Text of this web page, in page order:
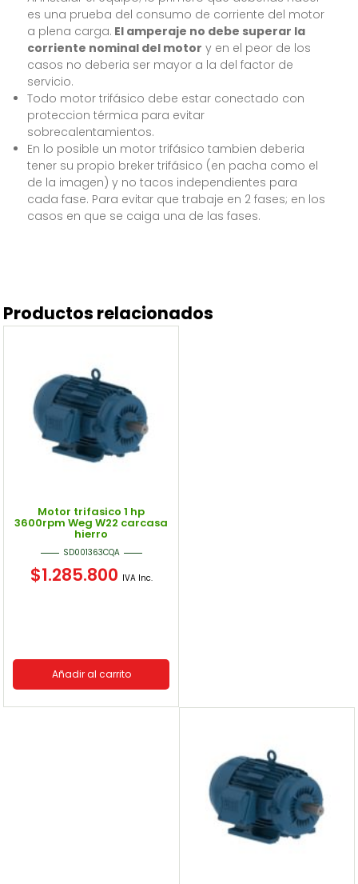
es una prueba del consumo de corriente del motor
a plena carga. El amperaje no debe superar la
corriente nominal del motor y en el peor de los
casos no deberia ser mayor a la del factor de
servicio.
Todo motor trifásico debe estar conectado con
proteccion térmica para evitar
sobrecalentamientos.
En lo posible un motor trifásico tambien deberia
tener su propio breker trifásico (en pacha como el
de la imagen) y no tacos independientes para
cada fase. Para evitar que trabaje en 2 fases; en los
casos en que se caiga una de las fases.
Productos relacionados
Motor trifasico 1 hp
3600rpm Weg W22 carcasa
hierro
SD001363CQA
$1.285.800 IVA Inc.
Añadir al carrito